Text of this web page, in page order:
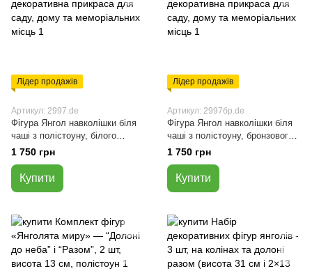
Лідер продажів
Артикул: 2997.de
Фігура Янгол навколішки біля
чаші з полістоуну, білого
кольору, 35×20×23 см
1 750 грн
Купити
Лідер продажів
Артикул: 2997бр.de
Фігура Янгол навколішки біля
чаші з полістоуну, бронзового
кольору, 35×20×23 см
1 750 грн
Купити